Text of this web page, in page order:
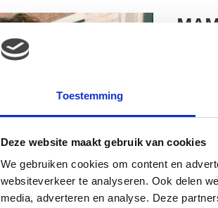
Toestemming
Deze website maakt gebruik van cookies
We gebruiken cookies om content en
websiteverkeer te analyseren. Ook delen
media, adverteren en analyse. Deze